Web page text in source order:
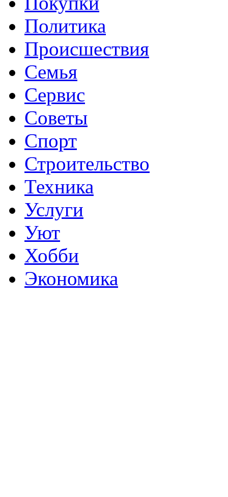
Политика
Происшествия
Семья
Сервис
Советы
Спорт
Строительство
Техника
Услуги
Уют
Хобби
Экономика